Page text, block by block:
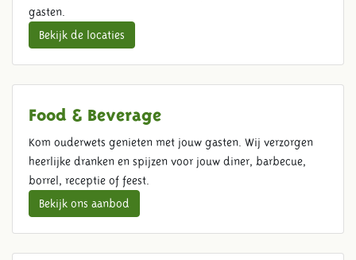
gasten.
Bekijk de locaties
Food & Beverage
Kom ouderwets genieten met jouw gasten. Wij verzorgen
heerlijke dranken en spijzen voor jouw diner, barbecue,
borrel, receptie of feest.
Bekijk ons aanbod